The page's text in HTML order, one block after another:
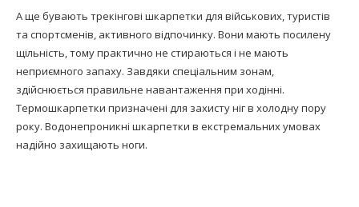
А ще бувають трекінгові шкарпетки для військових, туристів
та спортсменів, активного відпочинку. Вони мають посилену
щільність, тому практично не стираються і не мають
неприємного запаху. Завдяки спеціальним зонам,
здійснюється правильне навантаження при ходінні.
Термошкарпетки призначені для захисту ніг в холодну пору
року. Водонепроникні шкарпетки в екстремальних умовах
надійно захищають ноги.